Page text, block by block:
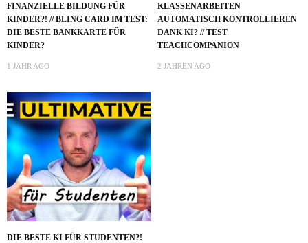
FINANZIELLE BILDUNG FÜR
KINDER?! // BLING CARD IM TEST:
DIE BESTE BANKKARTE FÜR
KINDER?
1 JAHR AGO
KLASSENARBEITEN
AUTOMATISCH KONTROLLIEREN
DANK KI? // TEST
TEACHCOMPANION
2 JAHREN AGO
DIE BESTE KI FÜR STUDENTEN?!